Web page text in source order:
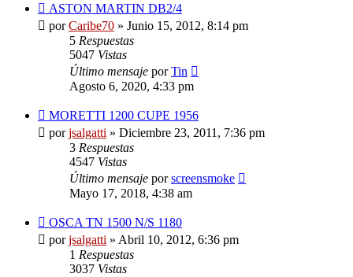
ASTON MARTIN DB2/4
porCaribe70 » Junio 15, 2012, 8:14 pm
5 Respuestas
5047 Vistas
Último mensaje porTin
Agosto 6, 2020, 4:33 pm
MORETTI 1200 CUPE 1956
porjsalgatti » Diciembre 23, 2011, 7:36 pm
3 Respuestas
4547 Vistas
Último mensaje porscreensmoke
Mayo 17, 2018, 4:38 am
OSCA TN 1500 N/S 1180
porjsalgatti » Abril 10, 2012, 6:36 pm
1 Respuestas
3037 Vistas